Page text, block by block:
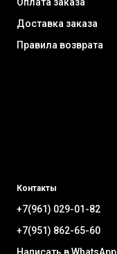
Оплата заказа
Доставка заказа
Правила возврата
Контакты
+7(961) 029-01-82
+7(951) 862-65-60